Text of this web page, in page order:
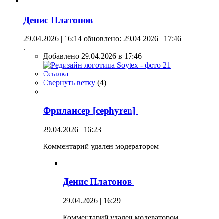
Денис Платонов
29.04.2026 | 16:14 обновлено: 29.04 2026 | 17:46
.
Добавлено 29.04.2026 в 17:46
Ссылка
Свернуть ветку (4)
Фрилансер [cephyren]
29.04.2026 | 16:23
Комментарий удален модератором
Денис Платонов
29.04.2026 | 16:29